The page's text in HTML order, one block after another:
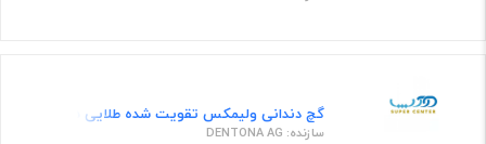
گچ دندانی ولیمکس تقویت شده طلایی 25 کیلویی
سازنده: DENTONA AG